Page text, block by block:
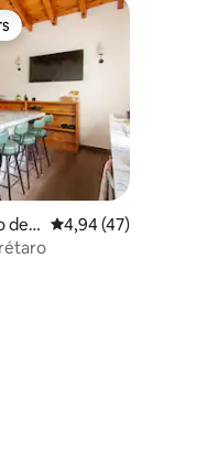
de
Évaluation moyenne
4,94 (47)